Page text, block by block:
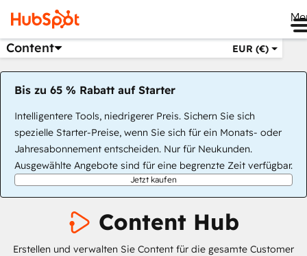
Content EUR (€)
Bis zu 65 % Rabatt auf Starter
Intelligentere Tools, niedrigerer Preis. Sichern Sie sich
spezielle Starter-Preise, wenn Sie sich für ein Monats- oder
Jahresabonnement entscheiden. Nur für Neukunden.
Ausgewählte Angebote sind für eine begrenzte Zeit verfügbar.
Jetzt kaufen
Content Hub
Erstellen und verwalten Sie Content für die gesamte Customer